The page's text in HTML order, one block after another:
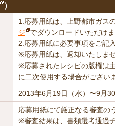
）
1.応募用紙は、上野都市ガス
ジ
でダウンロードいただけ
2.応募用紙に必要事項をご記
※応募用紙は、返却いたしま
※応募されたレシピの版権は
に二次使用する場合がござい
2013年6月19日（水）〜9月
応募用紙にて厳正なる審査の
※審査結果は、書類選考通過